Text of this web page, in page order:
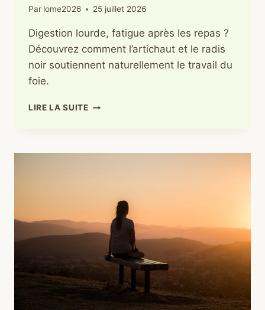
Par lome2026 25 juillet 2026
Digestion lourde, fatigue après les repas ?
Découvrez comment l’artichaut et le radis
noir soutiennent naturellement le travail du
foie.
LIRE LA SUITEARTICHAUT
:
SOULAGE
VOTRE